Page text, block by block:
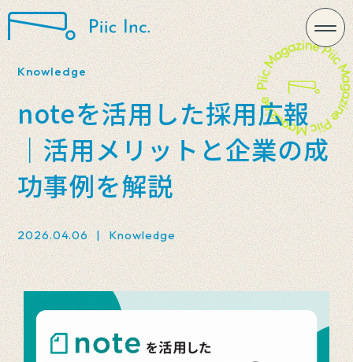
Knowledge
noteを活用した採用広報
｜活用メリットと企業の成
功事例を解説
2026.04.06 | Knowledge